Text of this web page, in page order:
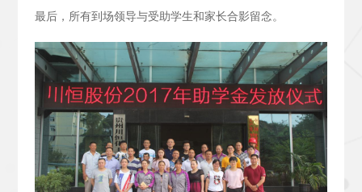
最后，所有到场领导与受助学生和家长合影留念。